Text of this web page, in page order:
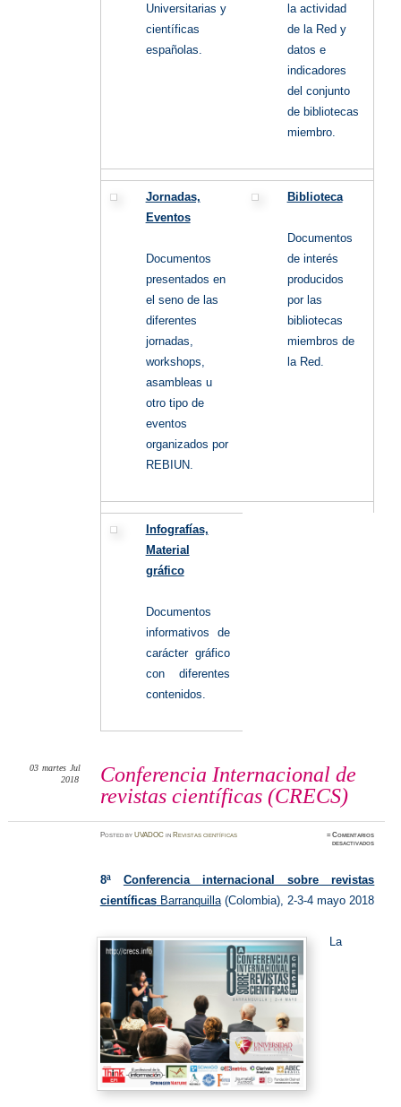
Universitarias y
científicas
españolas.
la actividad
de la Red y
datos e
indicadores
del conjunto
de bibliotecas
miembro.
Jornadas,
Eventos
Documentos
presentados en
el seno de las
diferentes
jornadas,
workshops,
asambleas u
otro tipo de
eventos
organizados por
REBIUN.
Biblioteca
Documentos
de interés
producidos
por las
bibliotecas
miembros de
la Red.
Infografías,
Material
gráfico
Documentos
informativos de
carácter gráfico
con diferentes
contenidos.
Conferencia Internacional de
revistas científicas (CRECS)
03 martes Jul
2018
PostedbyUVADOC in Revistas científicas ≈Comentarios
desactivadosen
8ª Conferencia internacional sobre revistas
científicasBarranquilla(Colombia), 2-3-4 mayo 2018
La